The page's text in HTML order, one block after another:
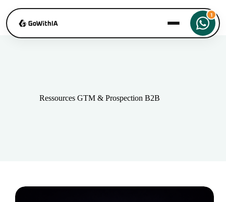
Ressources GTM & Prospection B2B